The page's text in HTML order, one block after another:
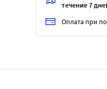
течение 7
Оплата при